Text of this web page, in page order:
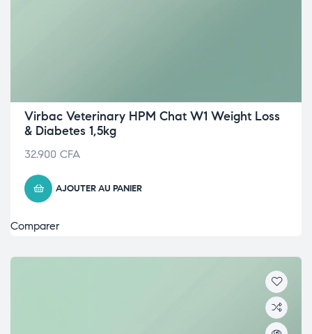
Virbac Veterinary HPM Chat W1 Weight Loss
& Diabetes 1,5kg
32.900 CFA
AJOUTER AU PANIER
Comparer